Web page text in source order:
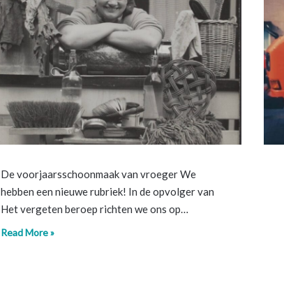
De voorjaarsschoonmaak van vroeger We
hebben een nieuwe rubriek! In de opvolger van
Het vergeten beroep richten we ons op…
Read More »